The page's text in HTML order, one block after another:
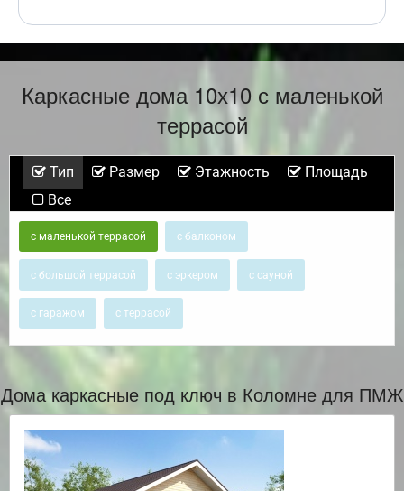
Каркасные дома 10х10 с маленькой
террасой
Тип Размер Этажность
Площадь
Все
с маленькой террасой с балконом
с большой террасой с эркером с сауной
с гаражом с террасой
Дома каркасные под ключ в Коломне для ПМЖ